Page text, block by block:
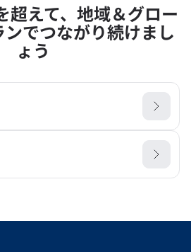
超えて、地域＆グロー
でつながり続けまし
ょう